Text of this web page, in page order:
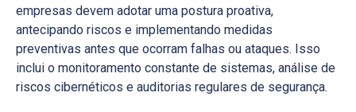
empresas devem adotar uma postura proativa,
antecipando riscos e implementando medidas
preventivas antes que ocorram falhas ou ataques. Isso
inclui o monitoramento constante de sistemas, análise de
riscos cibernéticos e auditorias regulares de segurança.